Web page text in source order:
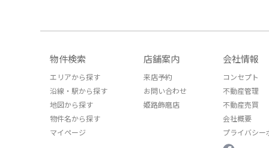
物件検索
エリアから探す
沿線・駅から探す
地図から探す
物件名から探す
マイページ
店舗案内
来店予約
お問い合わせ
姫路飾磨店
会社情報
コンセプト
不動産管理
不動産売買
会社概要
プライバシー